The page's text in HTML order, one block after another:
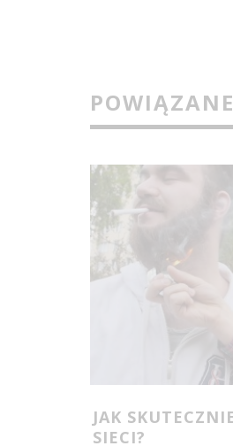
JAK
SIECI?